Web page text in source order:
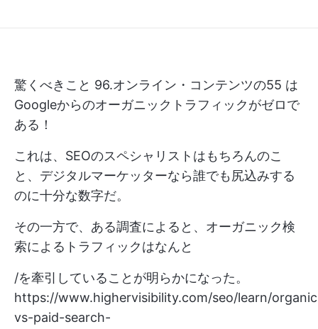
驚くべきこと 96.オンライン・コンテンツの55 は
Googleからのオーガニックトラフィックがゼロで
ある！
これは、SEOのスペシャリストはもちろんのこ
と、デジタルマーケッターなら誰でも尻込みする
のに十分な数字だ。
その一方で、ある調査によると、オーガニック検
索によるトラフィックはなんと
/を牽引していることが明らかになった。
https://www.highervisibility.com/seo/learn/
vs-paid-search-